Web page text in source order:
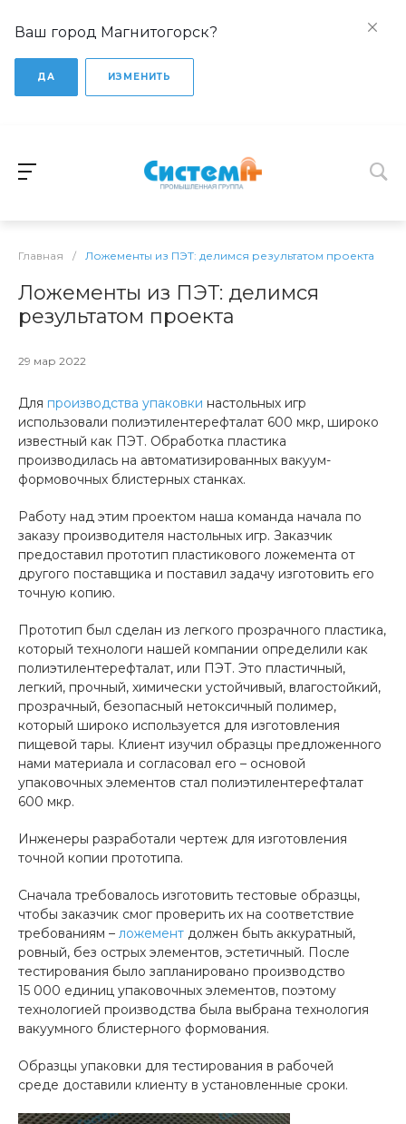
Ваш город Магнитогорск?
ДА ИЗМЕНИТЬ
Главная / Ложементы из ПЭТ: делимся результатом проекта
Ложементы из ПЭТ: делимся
результатом проекта
29 мар 2022
Для производства упаковки настольных игр
использовали полиэтилентерефталат 600 мкр, широко
известный как ПЭТ. Обработка пластика
производилась на автоматизированных вакуум-
формовочных блистерных станках.
Работу над этим проектом наша команда начала по
заказу производителя настольных игр. Заказчик
предоставил прототип пластикового ложемента от
другого поставщика и поставил задачу изготовить его
точную копию.
Прототип был сделан из легкого прозрачного пластика,
который технологи нашей компании определили как
полиэтилентерефталат, или ПЭТ. Это пластичный,
легкий, прочный, химически устойчивый, влагостойкий,
прозрачный, безопасный нетоксичный полимер,
который широко используется для изготовления
пищевой тары. Клиент изучил образцы предложенного
нами материала и согласовал его – основой
упаковочных элементов стал полиэтилентерефталат
600 мкр.
Инженеры разработали чертеж для изготовления
точной копии прототипа.
Сначала требовалось изготовить тестовые образцы,
чтобы заказчик смог проверить их на соответствие
требованиям – ложемент должен быть аккуратный,
ровный, без острых элементов, эстетичный. После
тестирования было запланировано производство
15 000 единиц упаковочных элементов, поэтому
технологией производства была выбрана технология
вакуумного блистерного формования.
Образцы упаковки для тестирования в рабочей
среде доставили клиенту в установленные сроки.